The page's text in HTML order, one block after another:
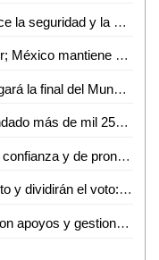
Coordinación interinstitucional fortalece la seguridad y la paz en San Luis Potosí
Sheinbaum cierra la puerta a Ecuador; México mantiene demanda internacional
Presenta FIFA balón con el que se jugará la final del Mundial 2026
Brigadas médicas de la imm han brindado más de mil 250 atenciones gratuitas en Ciudad Valles
Fiscalía potosina fortalece niveles de confianza y de pronta atención ciudadana
Nuevos partidos sólo elevarán el gasto y dividirán el voto: Carlos Solares
Más de 330 personas beneficiadas con apoyos y gestiones de atención ciudadana durante junio